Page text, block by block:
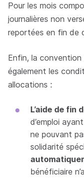
Pour les mois
journalières non
reportées en fin de
Enfin, la convention
également les
allocations :
L’aide de fin
d’emploi
ne pouvant
solidarité
bénéficiaire